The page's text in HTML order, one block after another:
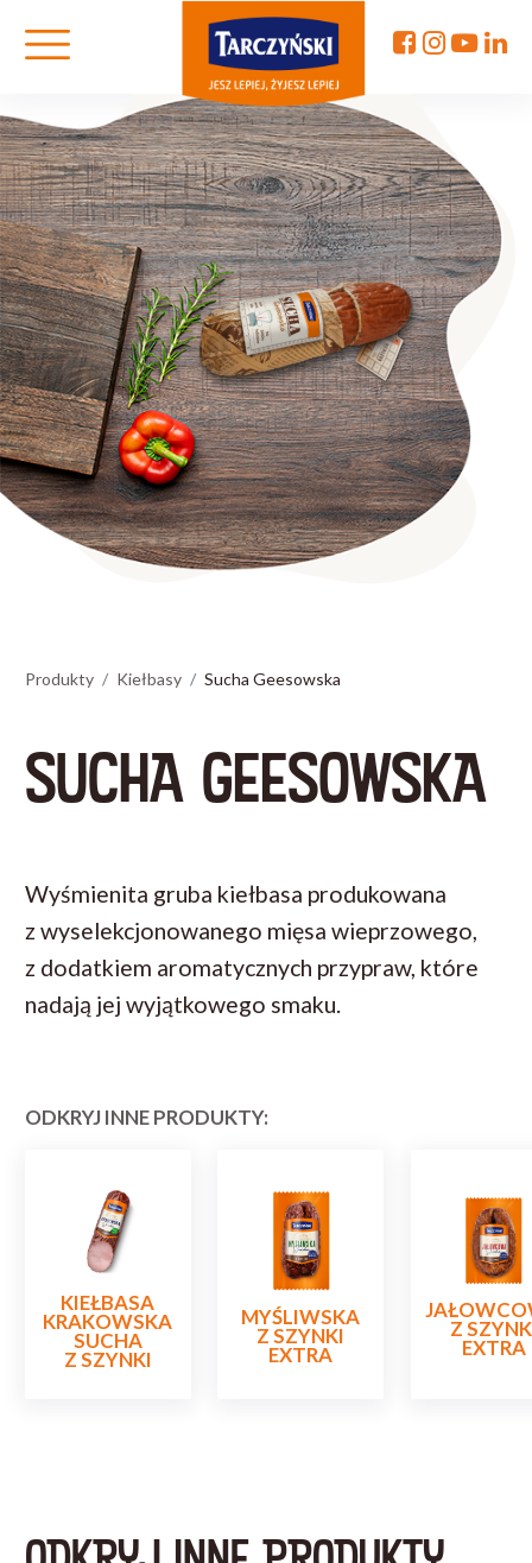
Produkty Kiełbasy Sucha Geesowska
SUCHA GEESOWSKA
Wyśmienita gruba kiełbasa produkowana
z wyselekcjonowanego mięsa wieprzowego,
z dodatkiem aromatycznych przypraw, które
nadają jej wyjątkowego smaku.
ODKRYJ INNE PRODUKTY:
KIEŁBASA
KRAKOWSKA
SUCHA
Z SZYNKI
MYŚLIWSKA
Z SZYNKI
EXTRA
Z
EXTRA